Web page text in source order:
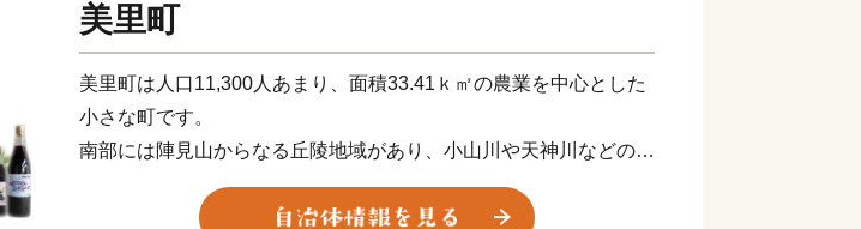
美里町
美里町は人口11,300人あまり、面積33.41ｋ㎡の農業を中心とした
小さな町です。
南部には陣見山からなる丘陵地域があり、小山川や天神川などの水
辺空間を配し、ふるさとを感じる貴重な自然や田園の広がる農村風
景は、人々にやすらぎとうるおいを与えています。